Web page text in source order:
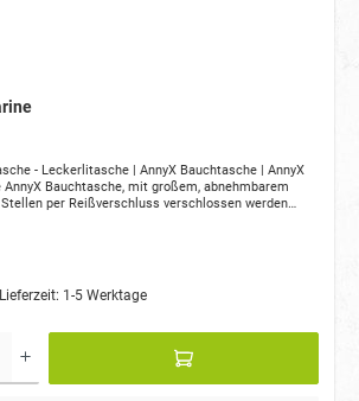
- Leckerlitasche | AnnyX Bauchtasche | AnnyX
Bauchtasche, mit großem, abnehmbarem
per Reißverschluss verschlossen werden
Hundekotbeutelrolle findet ebenso in der Hipbag
oder auch ein Dummy befestigt werden. Die
größenverstellbar und passt sich ergonomisch
1-5 Werktage